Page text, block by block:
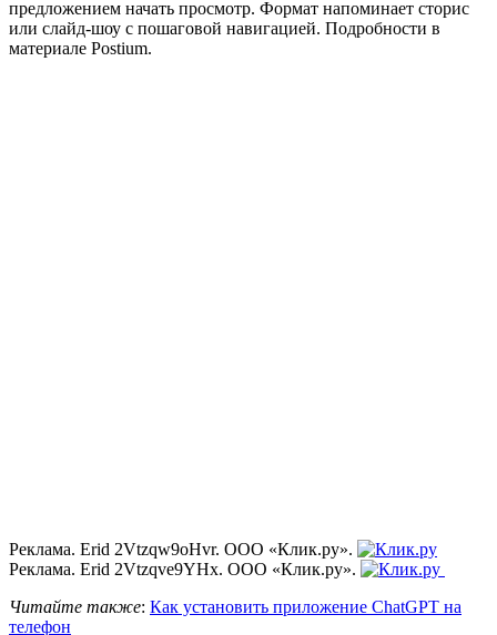
предложением начать просмотр. Формат напоминает сторис
или слайд-шоу с пошаговой навигацией. Подробности в
материале Postium.
Реклама. Erid 2Vtzqw9oHvr. ООО «Клик.ру».
Реклама. Erid 2Vtzqve9YHx. ООО «Клик.ру».
Читайте также: Как установить приложение ChatGPT на
телефон